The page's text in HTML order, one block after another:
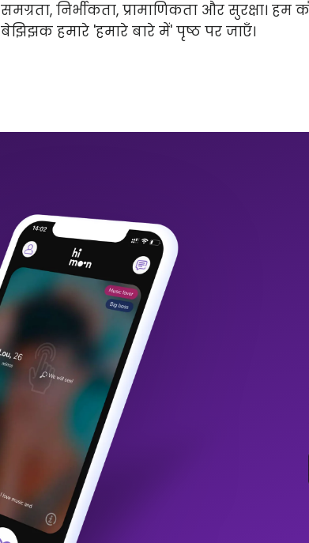
समग्रता, निर्भीकता, प्रामाणिकता और सुरक्षा।
बेझिझक हमारे 'हमारे बारे में' पृष्ठ पर जाएँ।